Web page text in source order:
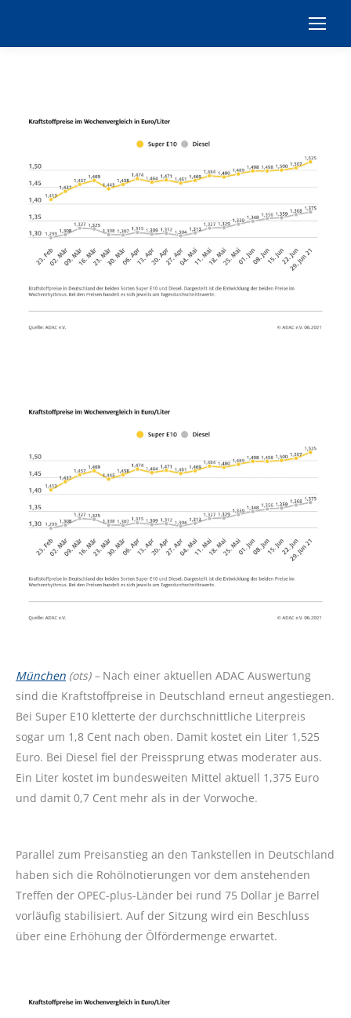
München (ots) – Nach einer aktuellen ADAC Auswertung
sind die Kraftstoffpreise in Deutschland erneut angestiegen.
Bei Super E10 kletterte der durchschnittliche Literpreis
sogar um 1,8 Cent nach oben. Damit kostet ein Liter 1,525
Euro. Bei Diesel fiel der Preissprung etwas moderater aus.
Ein Liter kostet im bundesweiten Mittel aktuell 1,375 Euro
und damit 0,7 Cent mehr als in der Vorwoche.
Parallel zum Preisanstieg an den Tankstellen in Deutschland
haben sich die Rohölnotierungen vor dem anstehenden
Treffen der OPEC-plus-Länder bei rund 75 Dollar je Barrel
vorläufig stabilisiert. Auf der Sitzung wird ein Beschluss
über eine Erhöhung der Ölfördermenge erwartet.